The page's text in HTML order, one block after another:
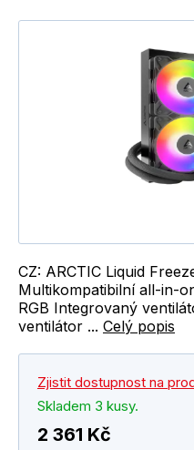
CZ: ARCTIC Liquid
Multikompatibilní all-in-
RGB Integrovaný
ventilátor ... Celý popis
Zjistit dostupnost na
Skladem 3 kusy.
2 361 Kč